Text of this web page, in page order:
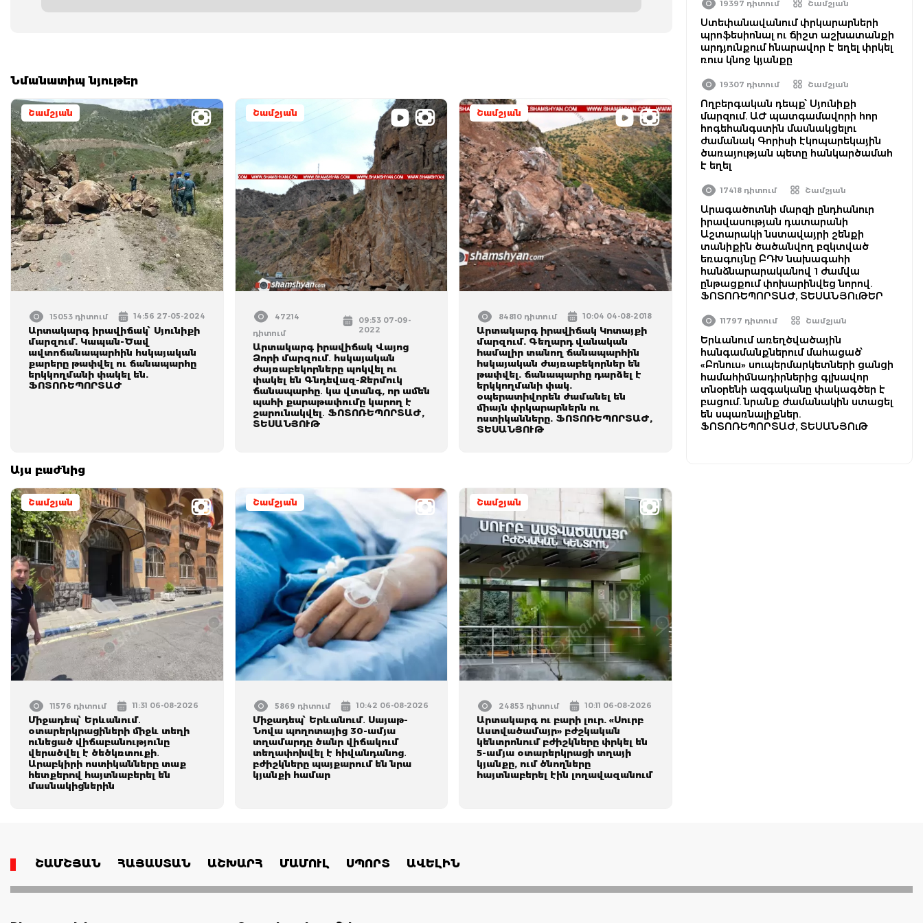
Նմանատիպ նյութեր
Շամշյան
15053 դիտում 14:56 27-05-2024
Արտակարգ իրավիճակ՝ Սյունիքի
մարզում. Կապան-Ծավ
ավտոճանապարհին հսկայական
քարերը թափվել ու ճանապարհը
երկկողմանի փակել են.
ՖՈՏՈՌԵՊՈՐՏԱԺ
Շամշյան
47214
դիտում
09:53 07-09-
2022
Արտակարգ իրավիճակ Վայոց
Ձորի մարզում․ հսկայական
ժայռաբեկորները պոկվել ու
փակել են Գնդեվազ-Ջերմուկ
ճանապարհը․ կա վտանգ, որ ամեն
պահի քարաթափումը կարող է
շարունակվել․ ՖՈՏՈՌԵՊՈՐՏԱԺ,
ՏԵՍԱՆՅՈՒԹ
Շամշյան
84810 դիտում 10:04 04-08-2018
Արտակարգ իրավիճակ Կոտայքի
մարզում. Գեղարդ վանական
համալիր տանող ճանապարհին
հսկայական ժայռաբեկորներ են
թափվել. ճանապարհը դարձել է
երկկողմանի փակ.
օպերատիվորեն ժամանել են
միայն փրկարարներն ու
ոստիկանները. ՖՈՏՈՌԵՊՈՐՏԱԺ,
ՏԵՍԱՆՅՈՒԹ
Այս բաժնից
Շամշյան
11576 դիտում 11:31 06-08-2026
Միջադեպ՝ Երևանում․
օտարերկրացիների միջև տեղի
ունեցած վիճաբանությունը
վերածվել է ծեծկռտուքի․
Արաբկիրի ոստիկանները տաք
հետքերով հայտնաբերել են
մասնակիցներին
Շամշյան
5869 դիտում 10:42 06-08-2026
Միջադեպ՝ Երևանում․ Սայաթ-
Նովա պողոտայից 30-ամյա
տղամարդը ծանր վիճակում
տեղափոխվել է հիվանդանոց․
բժիշկները պայքարում են նրա
կյանքի համար
Շամշյան
24853 դիտում 10:11 06-08-2026
Արտակարգ ու բարի լուր. «Սուրբ
Աստվածամայր» բժշկական
կենտրոնում բժիշկները փրկել են
5-ամյա օտարերկրացի տղայի
կյանքը, ում ծնողները
հայտնաբերել էին լողավազանում
19397 դիտում Շամշյան
Ստեփանավանում փրկարարների
պրոֆեսիոնալ ու ճիշտ աշխատանքի
արդյունքում հնարավոր է եղել փրկել
ռուս կնոջ կյանքը
19307 դիտում Շամշյան
Ողբերգական դեպք՝ Սյունիքի
մարզում. ԱԺ պատգամավորի հոր
հոգեհանգստին մասնակցելու
ժամանակ Գորիսի էկոպարեկային
ծառայության պետը հանկարծամահ
է եղել
17418 դիտում Շամշյան
Արագածոտնի մարզի ընդհանուր
իրավասության դատարանի
Աշտարակի նստավայրի շենքի
տանիքին ծածանվող բզկտված
եռագույնը ԲԴԽ նախագահի
հանձնարարականով 1 ժամվա
ընթացքում փոխարինվեց նորով.
ՖՈՏՈՌԵՊՈՐՏԱԺ, ՏԵՍԱՆՅՈւԹԵՐ
11797 դիտում Շամշյան
Երևանում առեղծվածային
հանգամանքներում մահացած՝
«Բոնուս» սուպերմարկետների ցանցի
համահիմնադիրներից գլխավոր
տնօրենի ազգականը փակագծեր է
բացում. նրանք ժամանակին ստացել
են սպառնալիքներ.
ՖՈՏՈՌԵՊՈՐՏԱԺ, ՏԵՍԱՆՅՈւԹ
ՇԱՄՇՅԱՆ ՀԱՅԱՍՏԱՆ ԱՇԽԱՐՀ ՄԱՄՈՒԼ ՍՊՈՐՏ ԱՎԵԼԻՆ